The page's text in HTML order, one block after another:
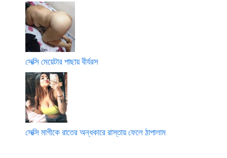
সেক্সি মেয়েটার পাছায় বীর্যরস
সেক্সি মাগীকে রাতের অন্ধকারে রাস্তায় ফেলে ঠাপালাম